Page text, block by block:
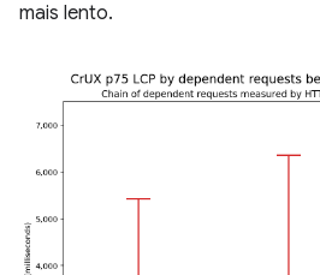
mais lento.